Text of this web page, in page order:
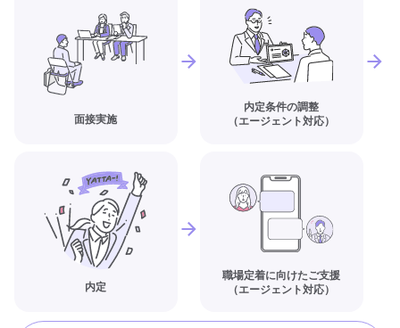
面接実施
内定条件の調整
（エージェント対応）
内定
職場定着に向けたご支援
（エージェント対応）